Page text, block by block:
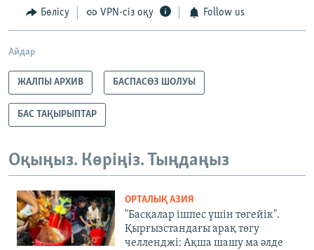
Бөлісу VPN-сіз оқу Follow us
Айдар
ЖАЛПЫ АРХИВ БАСПАСӨЗ ШОЛУЫ
БАС ТАҚЫРЫПТАР
Оқыңыз. Көріңіз. Тыңдаңыз
ОРТАЛЫҚ АЗИЯ
"Басқалар ішпес үшін төгейік".
Қырғызстандағы арақ төгу
челленджі: Ақша шашу ма әлде